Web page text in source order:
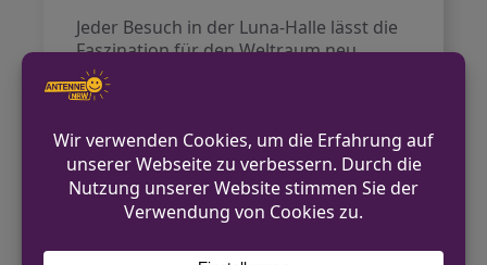
Jeder Besuch in der Luna-Halle lässt die
Faszination für den Weltraum neu
erblühen und regt dazu an, über die
unendlichen Möglichkeiten der
Ein Besuch der Luna-Halle ist daher
nicht nur lehrreich, sondern auch ein
Erlebnis, das zum Staunen einlädt.